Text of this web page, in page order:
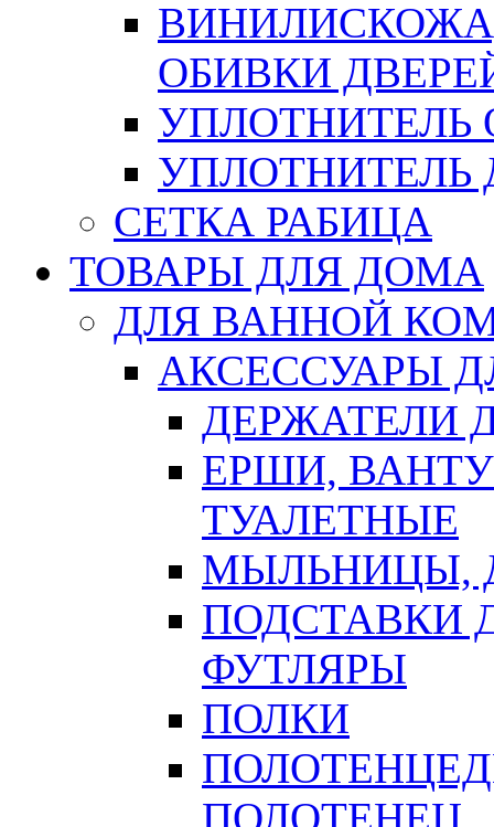
ОБИВКИ
УПЛОТНИТЕЛЬ
СЕТКА РАБИЦА
ТОВАРЫ ДЛЯ ДОМА
ДЛЯ ВАННОЙ
АКСЕССУАРЫ
ДЕРЖАТЕЛИ
ЕРШИ,
ТУАЛЕТНЫЕ
МЫЛЬНИЦЫ,
ПОДСТАВКИ
ФУТЛЯРЫ
ПОЛКИ